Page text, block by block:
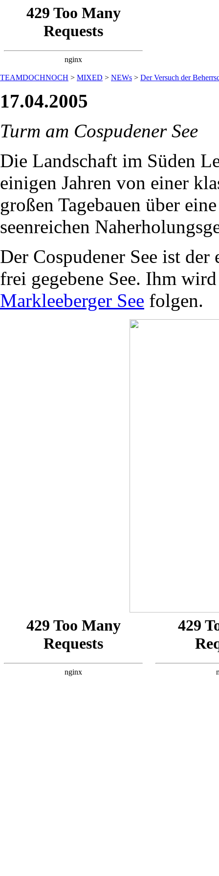
TEAMDOCHNOCH > MIXED > NEWs > Der Versuch der
17.04.2005
Turm am Cospudener See
Die Landschaft im Süden
einigen Jahren von einer
großen Tagebauen über
seenreichen
Der Cospudener See ist
frei gegebene See. Ihm
Markleeberger See folgen.